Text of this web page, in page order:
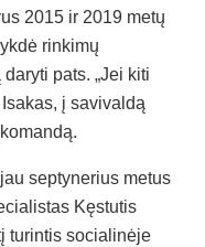
2015 ir 2019 metų
rinkimų
pats. „Jei kiti
į savivaldą
septynerius metus
Kęstutis
turintis socialinėje